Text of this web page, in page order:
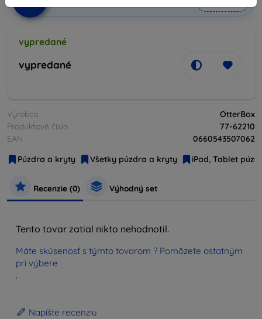
vypredané
vypredané
Výrobca
OtterBox
Produktové číslo
77-62210
EAN
0660543507062
Púzdra a kryty
Všetky púzdra a kryty iPad, Tablet
Recenzie (0) Výhodný set
Tento tovar zatial nikto nehodnotil.
Máte skúsenosť s týmto tovarom ? Pomôzete ostatným
pri výbere
.
Napíšte recenziu